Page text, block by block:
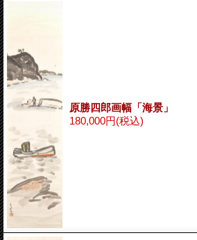
原勝四郎画幅「海景」
180,000円(税込)